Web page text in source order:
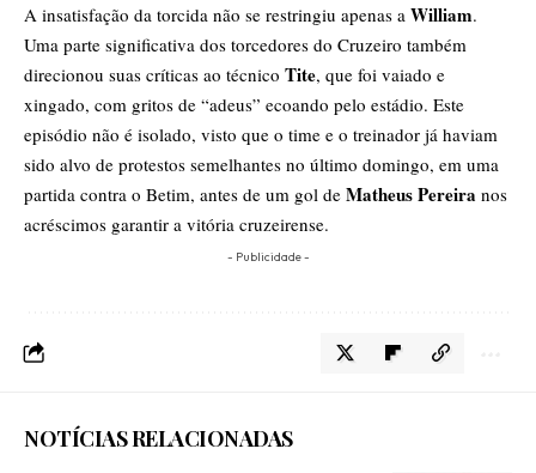
A insatisfação da torcida não se restringiu apenas a William.
Uma parte significativa dos torcedores do Cruzeiro também
direcionou suas críticas ao técnico Tite, que foi vaiado e
xingado, com gritos de “adeus” ecoando pelo estádio. Este
episódio não é isolado, visto que o time e o treinador já haviam
sido alvo de protestos semelhantes no último domingo, em uma
partida contra o Betim, antes de um gol de Matheus Pereira nos
acréscimos garantir a vitória cruzeirense.
- Publicidade -
NOTÍCIAS RELACIONADAS